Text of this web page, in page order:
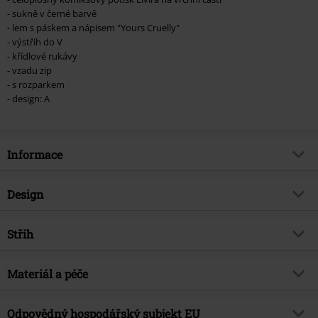
- sukně v černé barvě
- lem s páskem a nápisem "Yours Cruelly"
- výstřih do V
- křídlové rukávy
- vzadu zip
- s rozparkem
- design: A
Informace
Zboží č.
Brand
Téma produktů
Design
Typ výrobku
Vzor
Střih
Střih
Materiál a péče
Vrchní materiál
100% polyester
Odpovědný hospodářský subjekt EU